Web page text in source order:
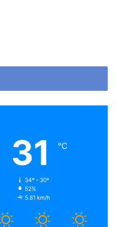
31 ℃
34º - 30º
52%
5.81 km/h